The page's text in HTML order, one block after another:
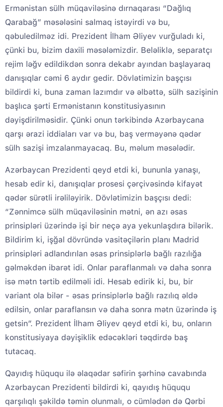
Ermənistan sülh müqaviləsinə dırnaqarası “Dağlıq
Qarabağ” məsələsini salmaq istəyirdi və bu,
qəbuledilməz idi. Prezident İlham Əliyev vurğuladı ki,
çünki bu, bizim daxili məsələmizdir. Beləliklə, separatçı
rejim ləğv edildikdən sonra dekabr ayından başlayaraq
danışıqlar cəmi 6 aydır gedir. Dövlətimizin başçısı
bildirdi ki, buna zaman lazımdır və əlbəttə, sülh sazişinin
başlıca şərti Ermənistanın konstitusiyasının
dəyişdirilməsidir. Çünki onun tərkibində Azərbaycana
qarşı ərazi iddiaları var və bu, baş verməyənə qədər
sülh sazişi imzalanmayacaq. Bu, məlum məsələdir.
Azərbaycan Prezidenti qeyd etdi ki, bununla yanaşı,
hesab edir ki, danışıqlar prosesi çərçivəsində kifayət
qədər sürətli irəliləyirik. Dövlətimizin başçısı dedi:
“Zənnimcə sülh müqaviləsinin mətni, ən azı əsas
prinsipləri üzərində işi bir neçə aya yekunlaşdıra bilərik.
Bildirim ki, işğal dövründə vasitəçilərin planı Madrid
prinsipləri adlandırılan əsas prinsiplərlə bağlı razılığa
gəlməkdən ibarət idi. Onlar paraflanmalı və daha sonra
isə mətn tərtib edilməli idi. Hesab edirik ki, bu, bir
variant ola bilər - əsas prinsiplərlə bağlı razılıq əldə
edilsin, onlar paraflansın və daha sonra mətn üzərində iş
getsin”. Prezident İlham Əliyev qeyd etdi ki, bu, onların
konstitusiyaya dəyişiklik edəcəkləri təqdirdə baş
tutacaq.
Qayıdış hüququ ilə əlaqədar səfirin şərhinə cavabında
Azərbaycan Prezidenti bildirdi ki, qayıdış hüququ
qarşılıqlı şəkildə təmin olunmalı, o cümlədən də Qərbi